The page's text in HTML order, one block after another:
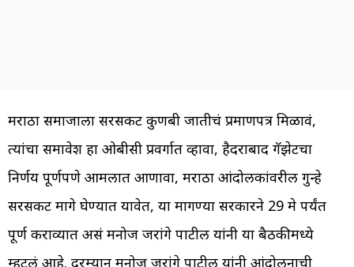
मराठा समाजाला सरसकट कुणबी जातीचं प्रमाणपत्र मिळावं,
त्यांचा समावेश हा ओबीसी प्रवर्गात व्हावा, हैदराबाद गॅझेटचा
निर्णय पूर्णपणे आमलात आणावा, मराठा आंदोलकांवरील गुन्हे
सरसकट मागे घेण्यात यावेत, या मागण्या सरकारने 29 मे पर्यंत
पूर्ण कराव्यात असं मनोज जरांगे पाटील यांनी या बैठकीमध्ये
म्हटलं आहे. दरम्यान मनोज जरांगे पाटील यांनी आंदोलनाची